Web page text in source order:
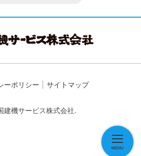
ーポリシー サイトマップ
建機サービス株式会社.